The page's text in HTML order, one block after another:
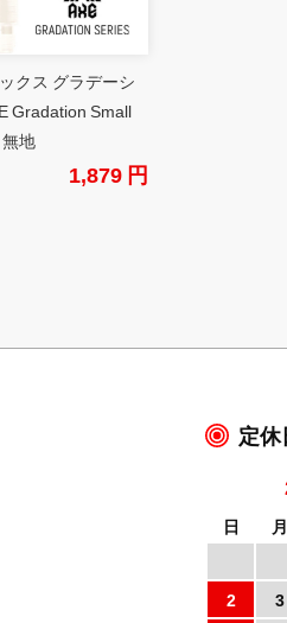
クス グラデーシ
Gradation Small
地
1,879 円
定
日 月
2
3